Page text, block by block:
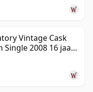
Vintage Cask
2008 16 jaar